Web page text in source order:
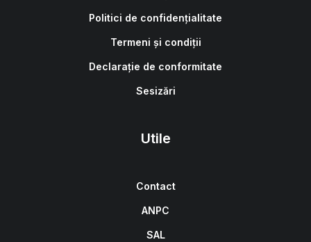
Politici de confidențialitate
Termeni și condiții
Declarație de conformitate
Sesizări
Utile
Contact
ANPC
SAL